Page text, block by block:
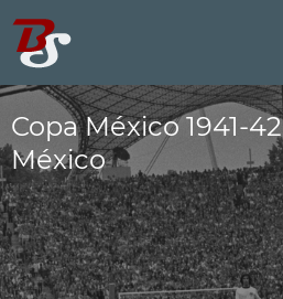
Copa México 1941-42
México